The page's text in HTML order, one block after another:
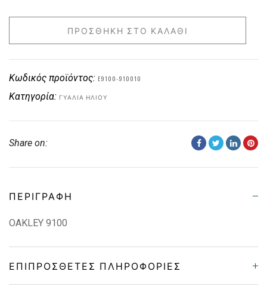
ΠΡΟΣΘΉΚΗ ΣΤΟ ΚΑΛΆΘΙ
Κωδικός προϊόντος: E9100-910010
Κατηγορία: ΓΥΑΛΙΆ ΗΛΊΟΥ
Share on:
ΠΕΡΙΓΡΑΦΉ
OAKLEY 9100
ΕΠΙΠΡΌΣΘΕΤΕΣ ΠΛΗΡΟΦΟΡΊΕΣ